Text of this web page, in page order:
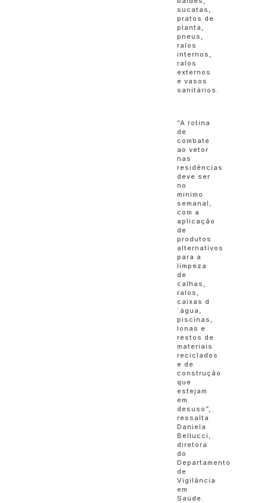
sucatas,
pratos de
planta,
pneus,
ralos
internos,
ralos
externos
e vasos
sanitários.
“A rotina
de
combate
ao vetor
nas
residências
deve ser
no
mínimo
semanal,
com a
aplicação
de
produtos
alternativos
para a
limpeza
de
calhas,
ralos,
caixas d
´água,
piscinas,
lonas e
restos de
materiais
reciclados
e de
construção
que
estejam
em
desuso”,
ressalta
Daniela
Bellucci,
diretora
do
Departamento
de
Vigilância
em
Saúde.